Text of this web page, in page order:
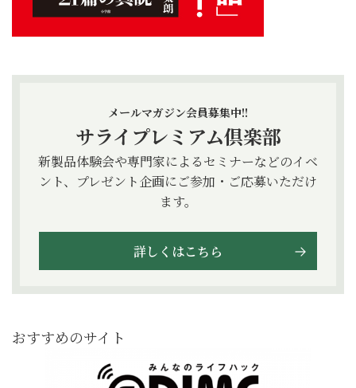
メールマガジン会員募集中!!
サライプレミアム倶楽部
新製品体験会や専門家によるセミナーなどのイベ
ント、プレゼント企画にご参加・ご応募いただけ
ます。
詳しくはこちら
おすすめのサイト